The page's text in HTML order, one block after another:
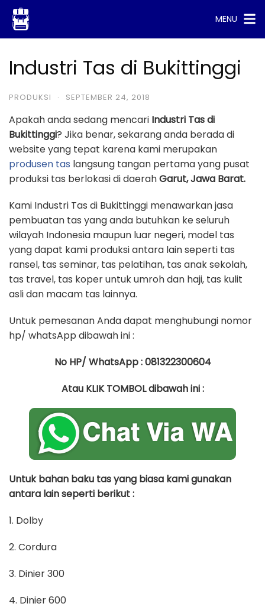
Skip
content
MENU
Industri Tas di Bukittinggi
PRODUKSI · SEPTEMBER 24, 2018
Apakah anda sedang mencari Industri Tas di
Bukittinggi? Jika benar, sekarang anda berada di
website yang tepat karena kami merupakan
produsen tas langsung tangan pertama yang pusat
produksi tas berlokasi di daerahGarut, Jawa Barat.
Kami Industri Tas di Bukittinggi menawarkan jasa
pembuatan tas yang anda butuhkan ke seluruh
wilayah Indonesia maupun luar negeri, model tas
yang dapat kami produksi antara lain seperti tas
ransel, tas seminar, tas pelatihan, tas anak sekolah,
tas travel, tas koper untuk umroh dan haji, tas kulit
asli dan macam tas lainnya.
Untuk pemesanan Anda dapat menghubungi nomor
hp/ whatsApp dibawah ini :
No HP/ WhatsApp : 081322300604
Atau KLIK TOMBOL dibawah ini :
Untuk bahan baku tas yang biasa kami gunakan
antara lain seperti berikut :
1. Dolby
2. Cordura
3. Dinier 300
4. Dinier 600